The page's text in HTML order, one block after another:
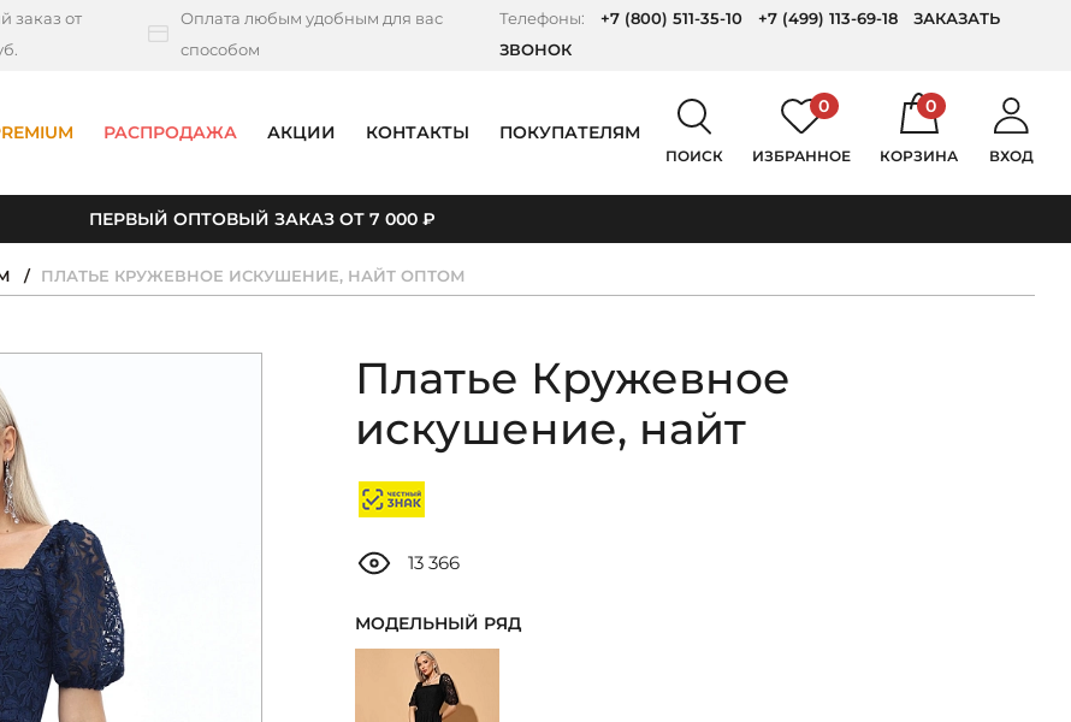
заказ от
Оплата любым удобным для вас
способом
Телефоны: +7 (800) 511-35-10 +7 (499) 113-69-18
ЗАКАЗАТЬ
ЗВОНОК
РАСПРОДАЖА АКЦИИ КОНТАКТЫ ПОКУПАТЕЛЯМ
ПОИСК
0
ИЗБРАННОЕ
0
КОРЗИНА ВХОД
ПЕРВЫЙ ОПТОВЫЙ ЗАКАЗ ОТ 7 000 ₽
ПЛАТЬЕ КРУЖЕВНОЕ ИСКУШЕНИЕ, НАЙТ ОПТОМ
Платье Кружевное
искушение, найт
13 366
МОДЕЛЬНЫЙ РЯД